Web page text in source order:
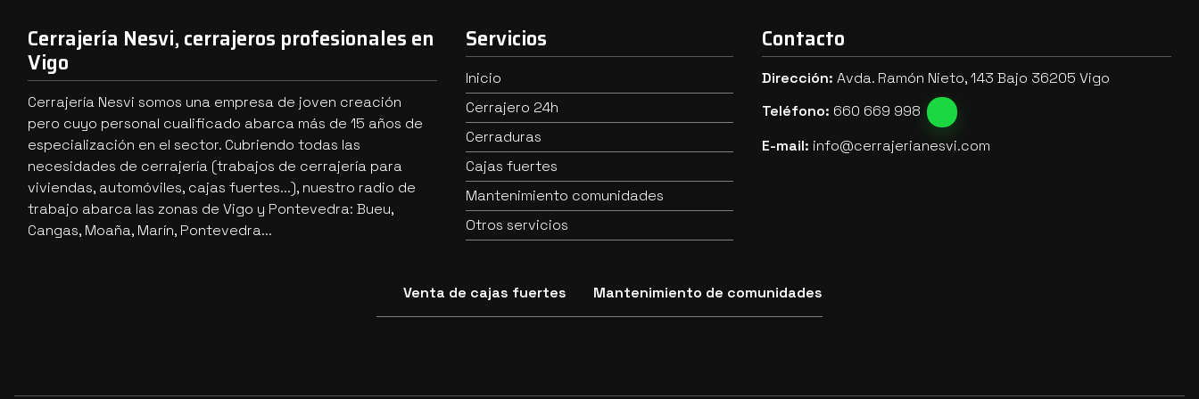
Cerrajería Nesvi, cerrajeros profesionales en
Vigo
Cerrajería Nesvi somos una empresa de joven creación
pero cuyo personal cualificado abarca más de 15 años de
especialización en el sector. Cubriendo todas las
necesidades de cerrajería (trabajos de cerrajería para
viviendas, automóviles, cajas fuertes...), nuestro radio de
trabajo abarca las zonas de Vigo y Pontevedra: Bueu,
Cangas, Moaña, Marín, Pontevedra...
Servicios
Inicio
Cerrajero 24h
Cerraduras
Cajas fuertes
Mantenimiento comunidades
Otros servicios
Contacto
Dirección: Avda. Ramón Nieto, 143 Bajo 36205 Vigo
Teléfono: 660 669 998
E-mail: info@cerrajerianesvi.com
Venta de cajas fuertes Mantenimiento de comunidades